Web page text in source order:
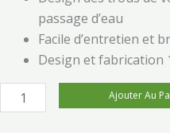
passage d’eau
Facile d’entretien et
Design et fabrication
Ajouter Au